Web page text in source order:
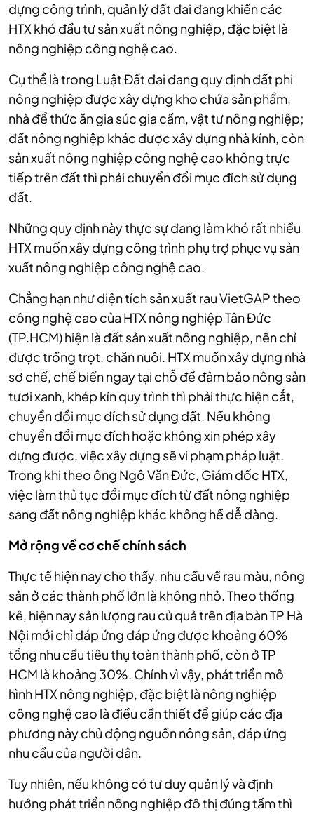
dựng công trình, quản lý đất đai đang khiến các
HTX khó đầu tư sản xuất nông nghiệp, đặc biệt là
nông nghiệp công nghệ cao.
Cụ thể là trong Luật Đất đai đang quy định đất phi
nông nghiệp được xây dựng kho chứa sản phẩm,
nhà để thức ăn gia súc gia cầm, vật tư nông nghiệp;
đất nông nghiệp khác được xây dựng nhà kính, còn
sản xuất nông nghiệp công nghệ cao không trực
tiếp trên đất thì phải chuyển đổi mục đích sử dụng
đất.
Những quy định này thực sự đang làm khó rất nhiều
HTX muốn xây dựng công trình phụ trợ phục vụ sản
xuất nông nghiệp công nghệ cao.
Chẳng hạn như diện tích sản xuất rau VietGAP theo
công nghệ cao của HTX nông nghiệp Tân Đức
(TP.HCM) hiện là đất sản xuất nông nghiệp, nên chỉ
được trồng trọt, chăn nuôi. HTX muốn xây dựng nhà
sơ chế, chế biến ngay tại chỗ để đảm bảo nông sản
tươi xanh, khép kín quy trình thì phải thực hiện cắt,
chuyển đổi mục đích sử dụng đất. Nếu không
chuyển đổi mục đích hoặc không xin phép xây
dựng được, việc xây dựng sẽ vi phạm pháp luật.
Trong khi theo ông Ngô Văn Đức, Giám đốc HTX,
việc làm thủ tục đổi mục đích từ đất nông nghiệp
sang đất nông nghiệp khác không hề dễ dàng.
Mở rộng về cơ chế chính sách
Thực tế hiện nay cho thấy, nhu cầu về rau màu, nông
sản ở các thành phố lớn là không nhỏ. Theo thống
kê, hiện nay sản lượng rau củ quả trên địa bàn TP Hà
Nội mới chỉ đáp ứng đáp ứng được khoảng 60%
tổng nhu cầu tiêu thụ toàn thành phố, còn ở TP
HCM là khoảng 30%. Chính vì vậy, phát triển mô
hình HTX nông nghiệp, đặc biệt là nông nghiệp
công nghệ cao là điều cần thiết để giúp các địa
phương này chủ động nguồn nông sản, đáp ứng
nhu cầu của người dân.
Tuy nhiên, nếu không có tư duy quản lý và định
hướng phát triển nông nghiệp đô thị đúng tầm thì